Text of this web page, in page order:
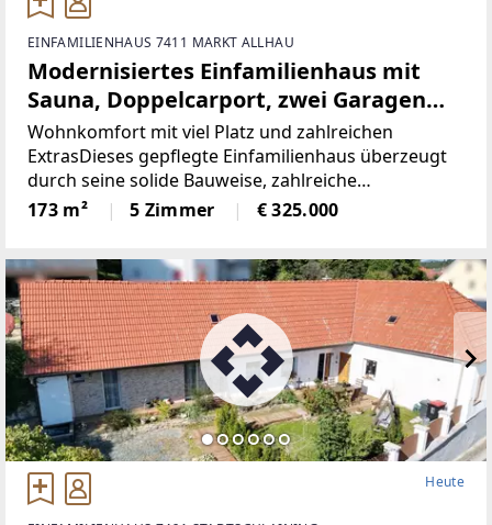
EINFAMILIENHAUS 7411 MARKT ALLHAU
Modernisiertes Einfamilienhaus mit
Sauna, Doppelcarport, zwei Garagen
und Nutzwasserbrunnen in zentraler
Lage
Wohnkomfort mit viel Platz und zahlreichen
ExtrasDieses gepflegte Einfamilienhaus überzeugt
durch seine solide Bauweise, zahlreiche
Modernisierungen im Jahr 2003 und eine
umfangreiche Ausstattung. Das ursprünglich ca.
173 m² 5 Zimmer € 325.000
Heute